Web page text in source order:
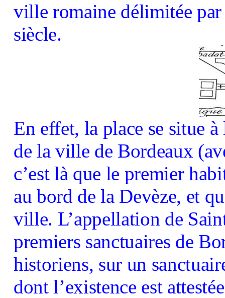
ville romaine délimitée
siècle.
En effet, la place se situe
de la ville de Bordeaux
c’est là que le premier
au bord de la Devèze, et
ville. L’appellation de
premiers sanctuaires de
historiens, sur un
dont l’existence est